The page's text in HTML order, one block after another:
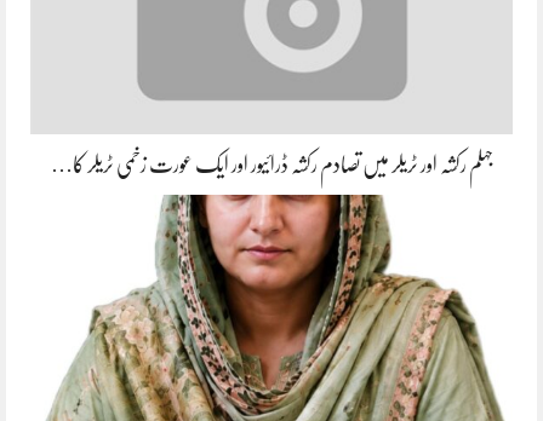
جہلم رکشہ اور ٹریلر میں تصادم رکشہ ڈرائیور اور ایک عورت زخمی ٹریلر کا…